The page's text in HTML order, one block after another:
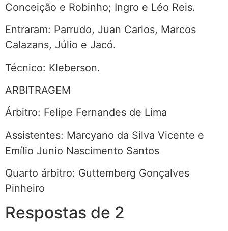
Conceição e Robinho; Ingro e Léo Reis.
Entraram: Parrudo, Juan Carlos, Marcos
Calazans, Júlio e Jacó.
Técnico: Kleberson.
ARBITRAGEM
Árbitro: Felipe Fernandes de Lima
Assistentes: Marcyano da Silva Vicente e
Emílio Junio Nascimento Santos
Quarto árbitro: Guttemberg Gonçalves
Pinheiro
Respostas de 2